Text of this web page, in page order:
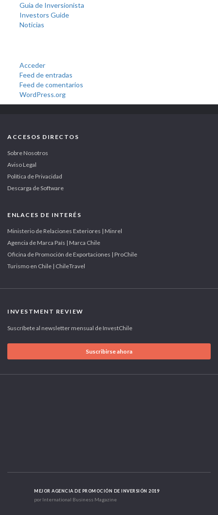
Guia de Inversionista
Investors Guide
Noticias
Acceder
Feed de entradas
Feed de comentarios
WordPress.org
ACCESOS DIRECTOS
Sobre Nosotros
Aviso Legal
Política de Privacidad
Descarga de Software
ENLACES DE INTERÉS
Ministerio de Relaciones Exteriores | Minrel
Agencia de Marca País | Marca Chile
Oficina de Promoción de Exportaciones | ProChile
Turismo en Chile | ChileTravel
INVESTMENT REVIEW
Suscríbete al newsletter mensual de InvestChile
Suscribirse ahora
MEJOR AGENCIA DE PROMOCIÓN DE INVERSIÓN 2019
por International Business Magazine